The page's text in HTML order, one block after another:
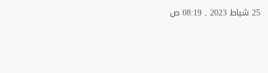
25 شباط 2023 , 08:19 ص